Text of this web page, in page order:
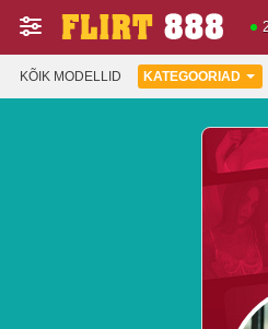
KÕIK MODELLID KATEGOORIAD